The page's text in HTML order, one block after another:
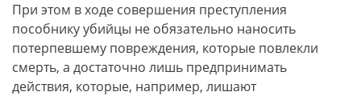
При этом в ходе совершения преступления
пособнику убийцы не обязательно наносить
потерпевшему повреждения, которые повлекли
смерть, а достаточно лишь предпринимать
действия, которые, например, лишают